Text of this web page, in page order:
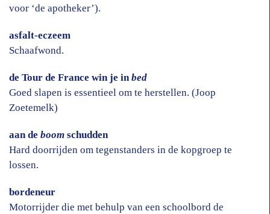
voor ‘de apotheker’).
asfalt-eczeem
Schaafwond.
de Tour de France win je inbed
Goed slapen is essentieel om te herstellen. (Joop
Zoetemelk)
aan de boom schudden
Hard doorrijden om tegenstanders in de kopgroep te
lossen.
bordeneur
Motorrijder die met behulp van een schoolbord de